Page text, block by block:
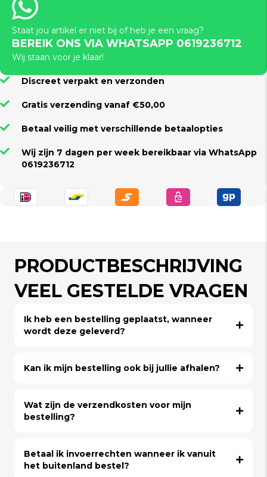
Staat jou artikel er niet bij of heb je een vraag?
BEREIK ONS VIA WHATSAPP 0619236712
Wij staan voor je klaar!
Discreet verpakt en verzonden
Gratis verzending vanaf €50,00
Betaal veilig met verschillende betaalopties
Wij zijn 7 dagen per week bereikbaar via WhatsApp
0619236712
PRODUCTBESCHRIJVING
VEEL GESTELDE VRAGEN
Ik heb een bestelling geplaatst, wanneer
wordt deze geleverd?
Kan ik mijn bestelling ook bij jullie afhalen?
Wat zijn de verzendkosten voor mijn
bestelling?
Betaal ik invoerrechten wanneer ik vanuit
het buitenland bestel?